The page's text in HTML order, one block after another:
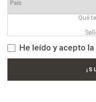
He leído y acepto la